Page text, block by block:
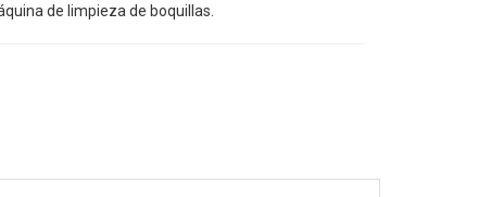
de limpieza de boquillas.